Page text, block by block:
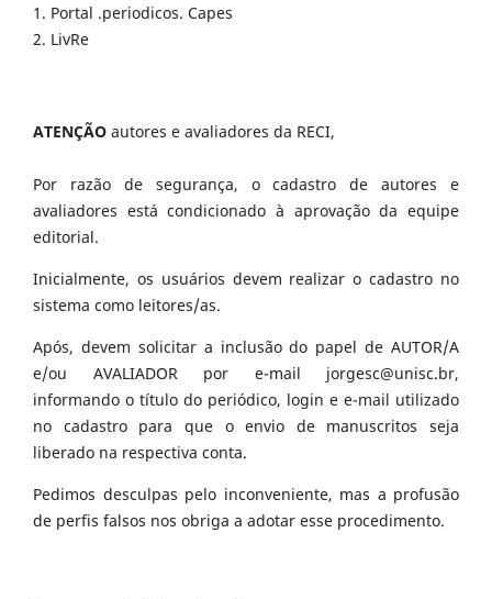
1. Portal .periodicos. Capes
2. LivRe
ATENÇÃO autores e avaliadores da RECI,
Por razão de segurança, o cadastro de autores e
avaliadores está condicionado à aprovação da equipe
editorial.
Inicialmente, os usuários devem realizar o cadastro no
sistema como leitores/as.
Após, devem solicitar a inclusão do papel de AUTOR/A
e/ou AVALIADOR por e-mail jorgesc@unisc.br,
informando o título do periódico, login e e-mail utilizado
no cadastro para que o envio de manuscritos seja
liberado na respectiva conta.
Pedimos desculpas pelo inconveniente, mas a profusão
de perfis falsos nos obriga a adotar esse procedimento.